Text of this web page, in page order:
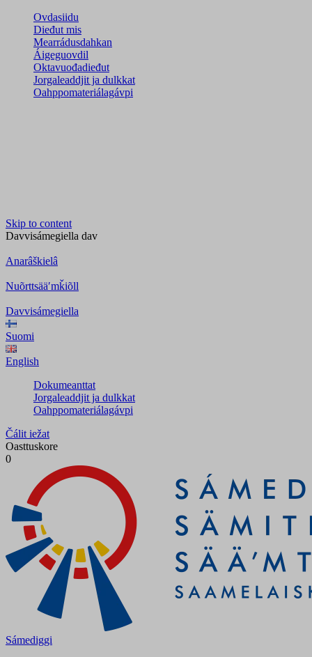
Ovdasiidu
Dieđut mis
Mearrádusdahkan
Áigeguovdil
Oktavuođadieđut
Jorgaleaddjit ja dulkkat
Oahppomateriálagávpi
Skip to content
Davvisámegiella dav
Anarâškielâ
Nuõrttsääʹmǩiõll
Davvisámegiella
Suomi
English
Dokumeanttat
Jorgaleaddjit ja dulkkat
Oahppomateriálagávpi
Čálit iežat
Oasttuskore
0
Sámediggi